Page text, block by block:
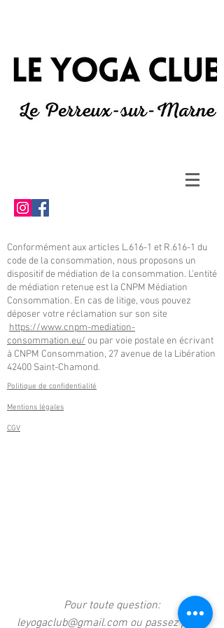
Conformément aux articles L.616-1 et R.616-1 du
code de la consommation, nous proposons un
dispositif de médiation de la consommation. L’entité
de médiation retenue est la CNPM Médiation
Consommation. En cas de litige, vous pouvez
déposer votre réclamation sur son site
https://www.cnpm-mediation-
consommation.eu/ ou par voie postale en écrivant
à CNPM Consommation, 27 avenue de la Libération
42400 Saint-Chamond.
Politique de confidentialité
Mentions légales
CGV
Pour toute question:
leyogaclub@gmail.com ou passez par le